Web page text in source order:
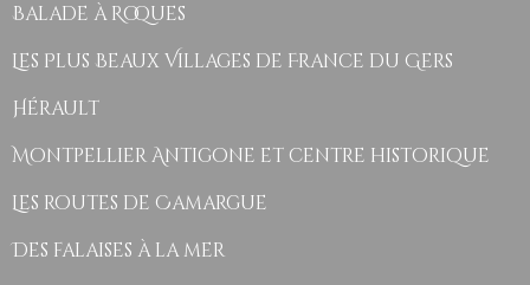
Balade à Roques
Les Plus Beaux Villages de France du Gers
Hérault
Montpellier Antigone et centre historique
Les routes de Camargue
Des falaises à la mer